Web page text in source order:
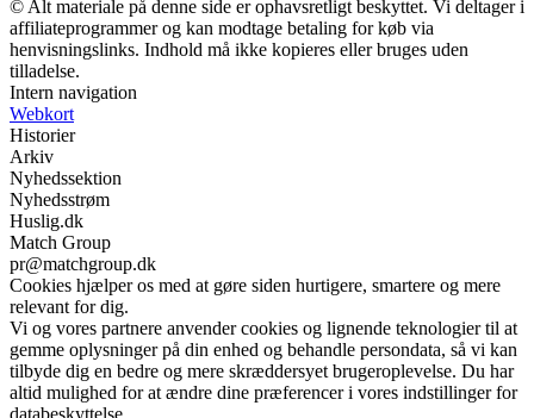
© Alt materiale på denne side er ophavsretligt beskyttet. Vi deltager i
affiliateprogrammer og kan modtage betaling for køb via
henvisningslinks. Indhold må ikke kopieres eller bruges uden
tilladelse.
Intern navigation
Webkort
Historier
Arkiv
Nyhedssektion
Nyhedsstrøm
Huslig.dk
Match Group
pr@matchgroup.dk
Cookies hjælper os med at gøre siden hurtigere, smartere og mere
relevant for dig.
Vi og vores partnere anvender cookies og lignende teknologier til at
gemme oplysninger på din enhed og behandle persondata, så vi kan
tilbyde dig en bedre og mere skræddersyet brugeroplevelse. Du har
altid mulighed for at ændre dine præferencer i vores indstillinger for